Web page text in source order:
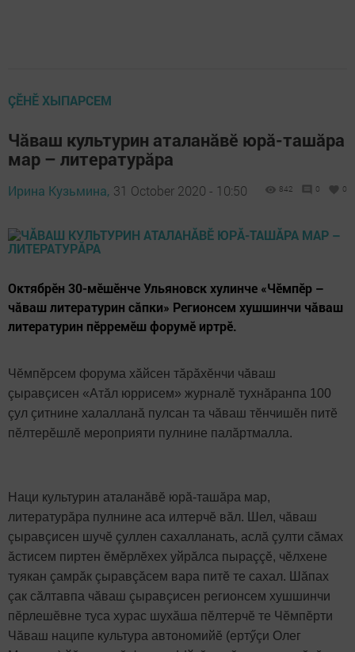
ÇӖНӖ ХЫПАРСЕМ
Чăваш культурин аталанăвӗ юрă-ташăра
мар – литературăра
Ирина Кузьмина, 31 October 2020 - 10:50 842 0 0
Октябрӗн 30-мӗшӗнче Ульяновск хулинче «Чӗмпӗр –
чăваш литературин сăпки» Регионсем хушшинчи чăваш
литературин пӗрремӗш форумӗ иртрӗ.
Чӗмпӗрсем форума хăйсен тăрăхӗнчи чăваш
çыравçисен «Атăл юррисем» журналӗ тухнăранпа 100
çул çитнине халалланă пулсан та чăваш тӗнчишӗн питӗ
пӗлтерӗшлӗ мероприяти пулнине палăртмалла.
Наци культурин аталанăвӗ юрă-ташăра мар,
литературăра пулнине аса илтерчӗ вăл. Шел, чăваш
çыравçисен шучӗ çуллен сахалланать, аслă çулти сăмах
ăстисем пиртен ӗмӗрлӗхех уйрăлса пыраççӗ, чӗлхене
туякан çамрăк çыравçăсем вара питӗ те сахал. Шăпах
çак сăлтавпа чăваш çыравçисен регионсем хушшинчи
пӗрлешӗвне туса хурас шухăша пӗлтерчӗ те Чӗмпӗрти
Чăваш наципе культура автономийӗ (ертӳçи Олег